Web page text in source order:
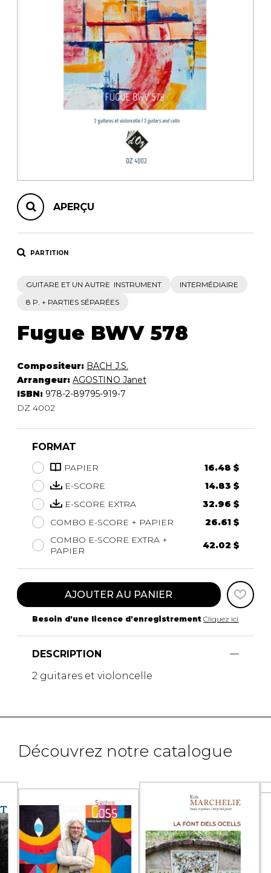
AUTRES PRODUITS
APERÇU
PARTITION
GUITARE ET UN AUTRE INSTRUMENT
INTERMÉDIAIRE
8 P. + PARTIES SÉPARÉES
Fugue BWV 578
Compositeur: BACH J.S.
Arrangeur: AGOSTINO Janet
ISBN: 978-2-89795-919-7
DZ 4002
FORMAT
PAPIER
16.48 $
E-SCORE
14.83 $
E-SCORE EXTRA
32.96 $
COMBO E-SCORE + PAPIER
26.61 $
COMBO E-SCORE EXTRA +
PAPIER
42.02 $
AJOUTER AU PANIER
Besoin d'une licence d'enregistrement Cliquez ici
DESCRIPTION
2 guitares et violoncelle
Découvrez notre catalogue